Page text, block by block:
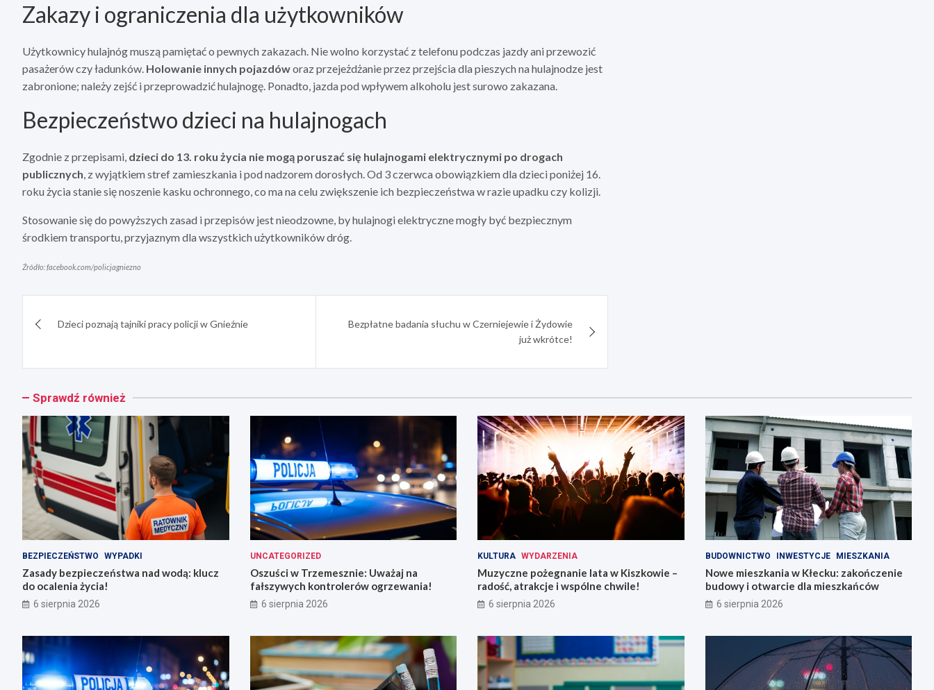
Zakazy i ograniczenia dla użytkowników
Użytkownicy hulajnóg muszą pamiętać o pewnych zakazach. Nie wolno korzystać z telefonu podczas jazdy ani przewozić
pasażerów czy ładunków. Holowanie innych pojazdóworaz przejeżdżanie przez przejścia dla pieszych na hulajnodze jest
zabronione; należy zejść i przeprowadzić hulajnogę. Ponadto, jazda pod wpływem alkoholu jest surowo zakazana.
Bezpieczeństwo dzieci na hulajnogach
Zgodnie z przepisami, dzieci do 13. roku życia nie mogą poruszać się hulajnogami elektrycznymi po drogach
publicznych, z wyjątkiem stref zamieszkania i pod nadzorem dorosłych. Od 3 czerwca obowiązkiem dla dzieci poniżej 16.
roku życia stanie się noszenie kasku ochronnego, co ma na celu zwiększenie ich bezpieczeństwa w razie upadku czy kolizji.
Stosowanie się do powyższych zasad i przepisów jest nieodzowne, by hulajnogi elektryczne mogły być bezpiecznym
środkiem transportu, przyjaznym dla wszystkich użytkowników dróg.
Źródło: facebook.com/policjagniezno
wpisuDzieci poznają tajniki pracy policji w Gnieźnie
Bezpłatne badania słuchu w Czerniejewie i Żydowie
już wkrótce!
Sprawdź również
BEZPIECZEŃSTWO WYPADKI
Zasady bezpieczeństwa nad wodą: klucz
do ocalenia życia!
6 sierpnia 2026
UNCATEGORIZED
Oszuści w Trzemesznie: Uważaj na
fałszywych kontrolerów ogrzewania!
6 sierpnia 2026
KULTURA WYDARZENIA
Muzyczne pożegnanie lata w Kiszkowie –
radość, atrakcje i wspólne chwile!
6 sierpnia 2026
BUDOWNICTWO INWESTYCJE MIESZKANIA
Nowe mieszkania w Kłecku: zakończenie
budowy i otwarcie dla mieszkańców
6 sierpnia 2026